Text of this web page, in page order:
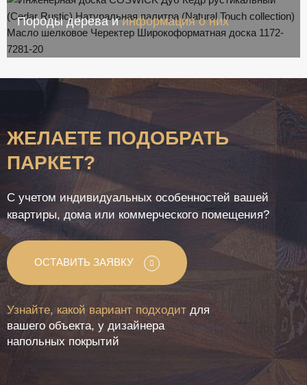
инсталляции
Породы дерева иинформация о них
ЖЕЛАЕТЕ ПОДОБРАТЬ
ПАРКЕТ?
С учетом индивидуальных особенностей вашей
квартиры, дома или коммерческого помещения?
ОСТАВИТЬ ЗАЯВКУ
Узнайте, какой вариант подходит для
вашего объекта, у дизайнера
напольных покрытий